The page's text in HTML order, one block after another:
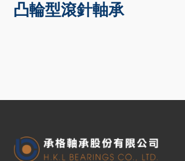
凸輪型滾針軸承